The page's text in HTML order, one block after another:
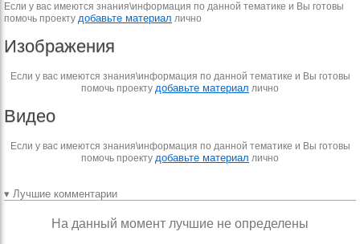
Если у вас имеются знания\информация по данной тематике и Вы готовы
помочь проекту добавьте материал лично
Изображения
Если у вас имеются знания\информация по данной тематике и Вы готовы
помочь проекту добавьте материал лично
Видео
Если у вас имеются знания\информация по данной тематике и Вы готовы
помочь проекту добавьте материал лично
▾ Лучшие комментарии
На данный момент лучшие не определены